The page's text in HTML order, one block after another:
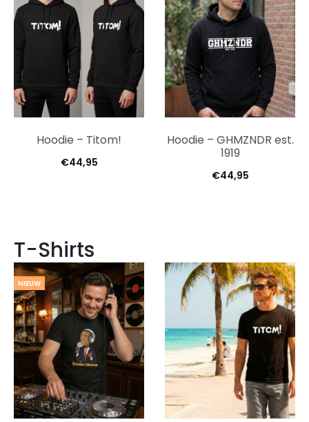
Hoodie – Titom!
€44,95
Hoodie – GHMZNDR est.
1919
€44,95
T-Shirts
NIEUW